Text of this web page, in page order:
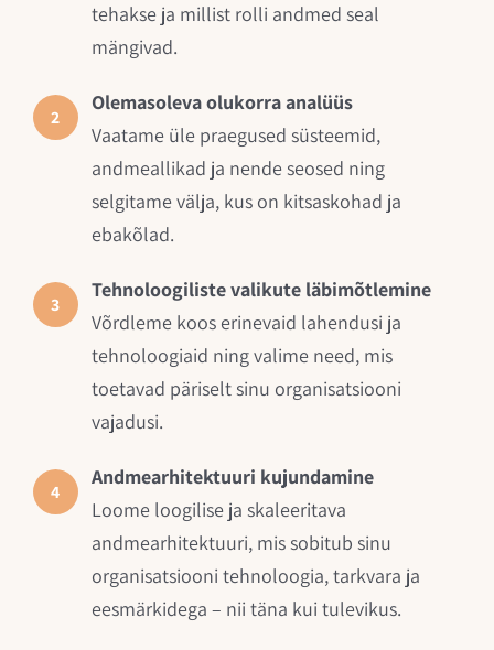
tehakse ja millist rolli andmed seal
mängivad.
2
Olemasoleva olukorra analüüs
Vaatame üle praegused süsteemid,
andmeallikad ja nende seosed ning
selgitame välja, kus on kitsaskohad ja
ebakõlad.
3
Tehnoloogiliste valikute läbimõtlemine
Võrdleme koos erinevaid lahendusi ja
tehnoloogiaid ning valime need, mis
toetavad päriselt sinu organisatsiooni
vajadusi.
4
Andmearhitektuuri kujundamine
Loome loogilise ja skaleeritava
andmearhitektuuri, mis sobitub sinu
organisatsiooni tehnoloogia, tarkvara ja
eesmärkidega – nii täna kui tulevikus.